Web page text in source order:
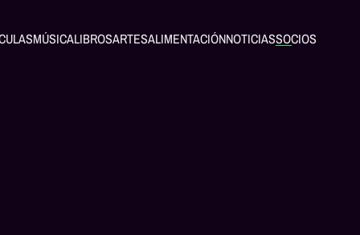
MÚSICALIBROSARTESALIMENTACIÓNNOTICIASSOCIOS